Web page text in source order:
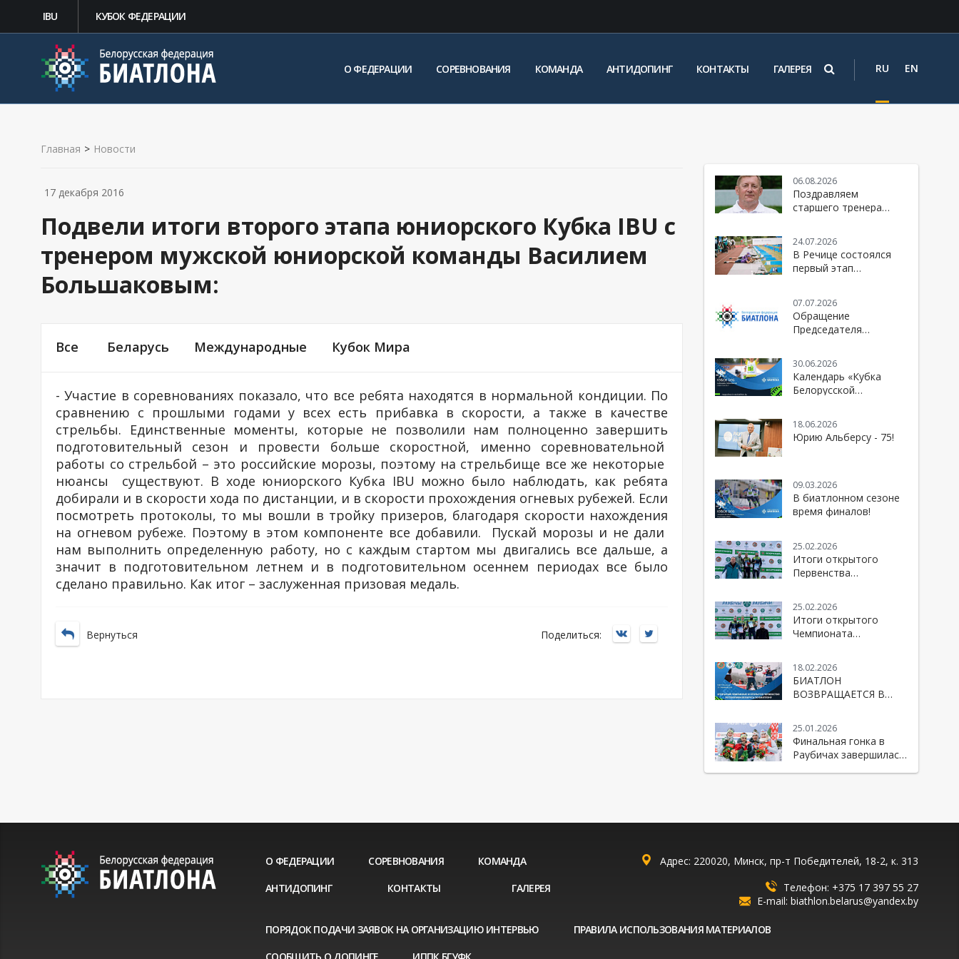
IBU КУБОК ФЕДЕРАЦИИ
О ФЕДЕРАЦИИ СОРЕВНОВАНИЯ КОМАНДА АНТИДОПИНГ КОНТАКТЫ ГАЛЕРЕЯ RU EN
Главная > Новости
Подвели итоги второго этапа юниорского Кубка IBU с
тренером мужской юниорской команды Василием
Большаковым:
Все Беларусь Международные Кубок Мира
17 декабря 2016
- Участие в соревнованиях показало, что все ребята находятся в нормальной кондиции. По
сравнению с прошлыми годами у всех есть прибавка в скорости, а также в качестве
стрельбы. Единственные моменты, которые не позволили нам полноценно завершить
подготовительный сезон и провести больше скоростной, именно соревновательной
работы со стрельбой – это российские морозы, поэтому на стрельбище все же некоторые
нюансы существуют. В ходе юниорского Кубка IBU можно было наблюдать, как ребята
добирали и в скорости хода по дистанции, и в скорости прохождения огневых рубежей. Если
посмотреть протоколы, то мы вошли в тройку призеров, благодаря скорости нахождения
на огневом рубеже. Поэтому в этом компоненте все добавили. Пускай морозы и не дали
нам выполнить определенную работу, но с каждым стартом мы двигались все дальше, а
значит в подготовительном летнем и в подготовительном осеннем периодах все было
сделано правильно. Как итог – заслуженная призовая медаль.
Вернуться Поделиться:
06.08.2026
Поздравляем
старшего тренера
Беларусь по биатлону
- Юрия Михайловича
Каминского
24.07.2026
В Речице состоялся
первый этап
07.07.2026
Обращение
Председателя
болельщикам и
спортивной
общественности
30.06.2026
Календарь «Кубка
Белорусской
18.06.2026
Юрию Альберсу - 75!
09.03.2026
В биатлонном сезоне
время финалов!
25.02.2026
Итоги открытого
Первенства
25.02.2026
Итоги открытого
Чемпионата
18.02.2026
БИАТЛОН
ВОЗВРАЩАЕТСЯ В
25.01.2026
Финальная гонка в
Раубичах завершилась
О ФЕДЕРАЦИИ СОРЕВНОВАНИЯ
КОМАНДА
АНТИДОПИНГ
КОНТАКТЫ ГАЛЕРЕЯ
Адрес: 220020, Минск, пр-т Победителей, 18-2, к. 313
Телефон: +375 17 397 55 27
E-mail: biathlon.belarus@yandex.by
ПОРЯДОК ПОДАЧИ ЗАЯВОК НА ОРГАНИЗАЦИЮ ИНТЕРВЬЮ
ПРАВИЛА ИСПОЛЬЗОВАНИЯ МАТЕРИАЛОВ
СООБЩИТЬ О ДОПИНГЕ
ИППК БГУФК